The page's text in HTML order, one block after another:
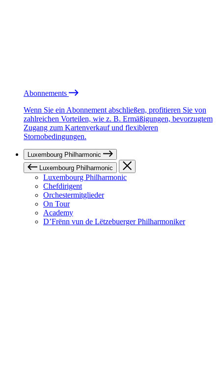
Abonnements
Wenn Sie ein Abonnement abschließen, profitieren Sie von
zahlreichen Vorteilen, wie z. B. Ermäßigungen, bevorzugtem
Zugang zum Kartenverkauf und flexibleren
Stornobedingungen.
Luxembourg Philharmonic
Luxembourg Philharmonic
Luxembourg Philharmonic
Chefdirigent
Orchestermitglieder
On Tour
Academy
D’Frënn vun de Lëtzebuerger Philharmoniker